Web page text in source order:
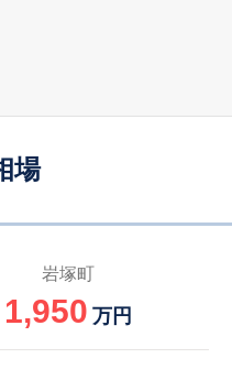
場
岩塚町
1,950 万円